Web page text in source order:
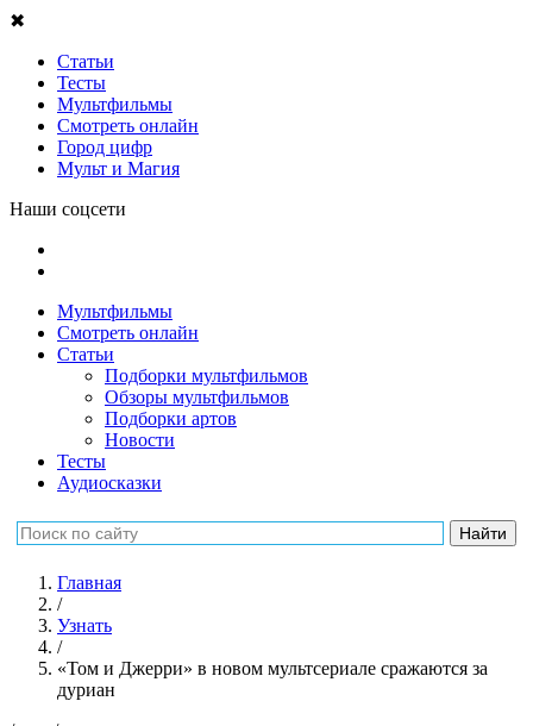
✖
Статьи
Тесты
Мультфильмы
Смотреть онлайн
Город цифр
Мульт и Магия
Наши соцсети
Мультфильмы
Смотреть онлайн
Статьи
Подборки мультфильмов
Обзоры мультфильмов
Подборки артов
Новости
Тесты
Аудиосказки
Главная
/
Узнать
/
«Том и Джерри» в новом мультсериале сражаются за
дуриан